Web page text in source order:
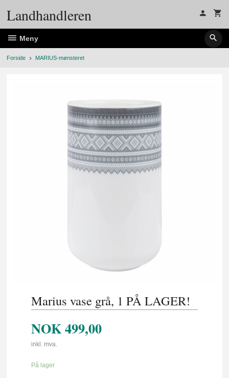
Landhandleren
Meny
Forside MARIUS-mønsteret
Marius vase grå, 1 PÅ LAGER!
NOK499,00
inkl. mva.
På lager